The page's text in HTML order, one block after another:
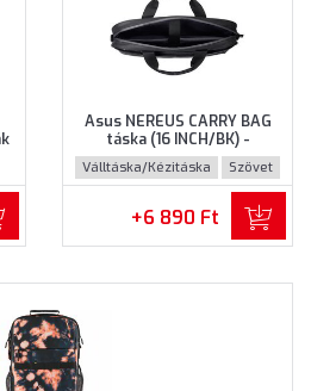
Asus NEREUS CARRY BAG
táska (16 INCH/BK) -
Maximum 16" méretű
notebookokhoz, Fekete
színben
Válltáska/Kézitáska Szövet
+6 890 Ft